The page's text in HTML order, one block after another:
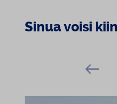
Sinua voisi